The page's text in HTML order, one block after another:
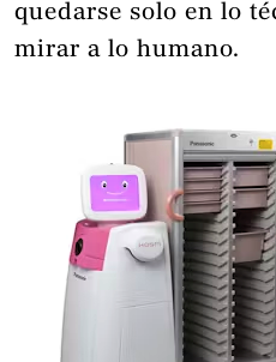
quedarse solo en lo
mirar a lo humano.